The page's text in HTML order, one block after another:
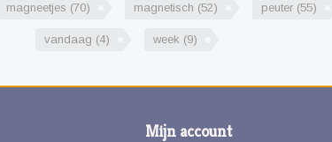
magneetjes (70) magnetisch (52) peuter (55)
vandaag (4) week (9)
Mijn account